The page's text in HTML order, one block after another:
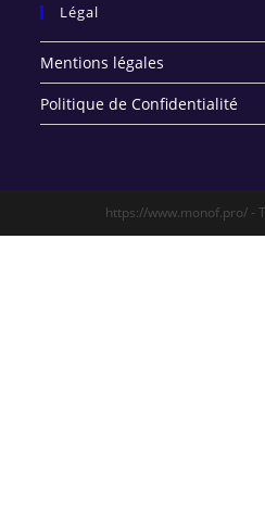
Légal
Mentions légales
Politique de Confidentialité
https://www.monof.pro/ -